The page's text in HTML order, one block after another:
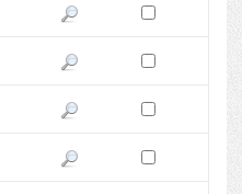
Pokaż podgląd wersji z dnia
Zaznacz wersję do
Pokaż podgląd wersji z dnia
Zaznacz wersję do
Pokaż podgląd wersji z dnia
Zaznacz wersję do
Pokaż podgląd wersji z dnia
Zaznacz wersję do